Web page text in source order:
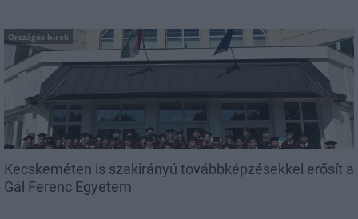
Országos hírek
Kecskeméten is szakirányú továbbképzésekkel erősít a
Gál Ferenc Egyetem